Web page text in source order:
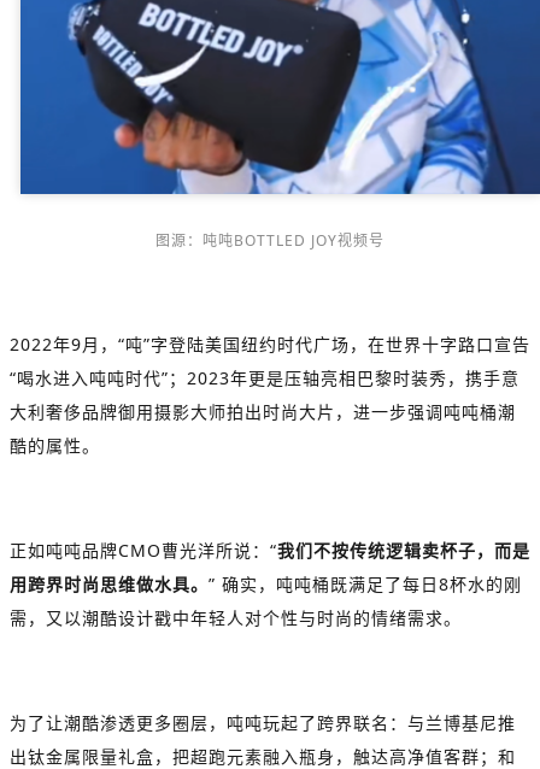
图源：吨吨BOTTLED JOY视频号
2022年9月，“吨”字登陆美国纽约时代广场，在世界十字路口宣告
“喝水进入吨吨时代”；2023年更是压轴亮相巴黎时装秀，携手意
大利奢侈品牌御用摄影大师拍出时尚大片，进一步强调吨吨桶潮
酷的属性。
正如吨吨品牌CMO曹光洋所说：“我们不按传统逻辑卖杯子，而是
用跨界时尚思维做水具。 ” 确实，吨吨桶既满足了每日8杯水的刚
需，又以潮酷设计戳中年轻人对个性与时尚的情绪需求。
为了让潮酷渗透更多圈层，吨吨玩起了跨界联名：与兰博基尼推
出钛金属限量礼盒，把超跑元素融入瓶身，触达高净值客群；和